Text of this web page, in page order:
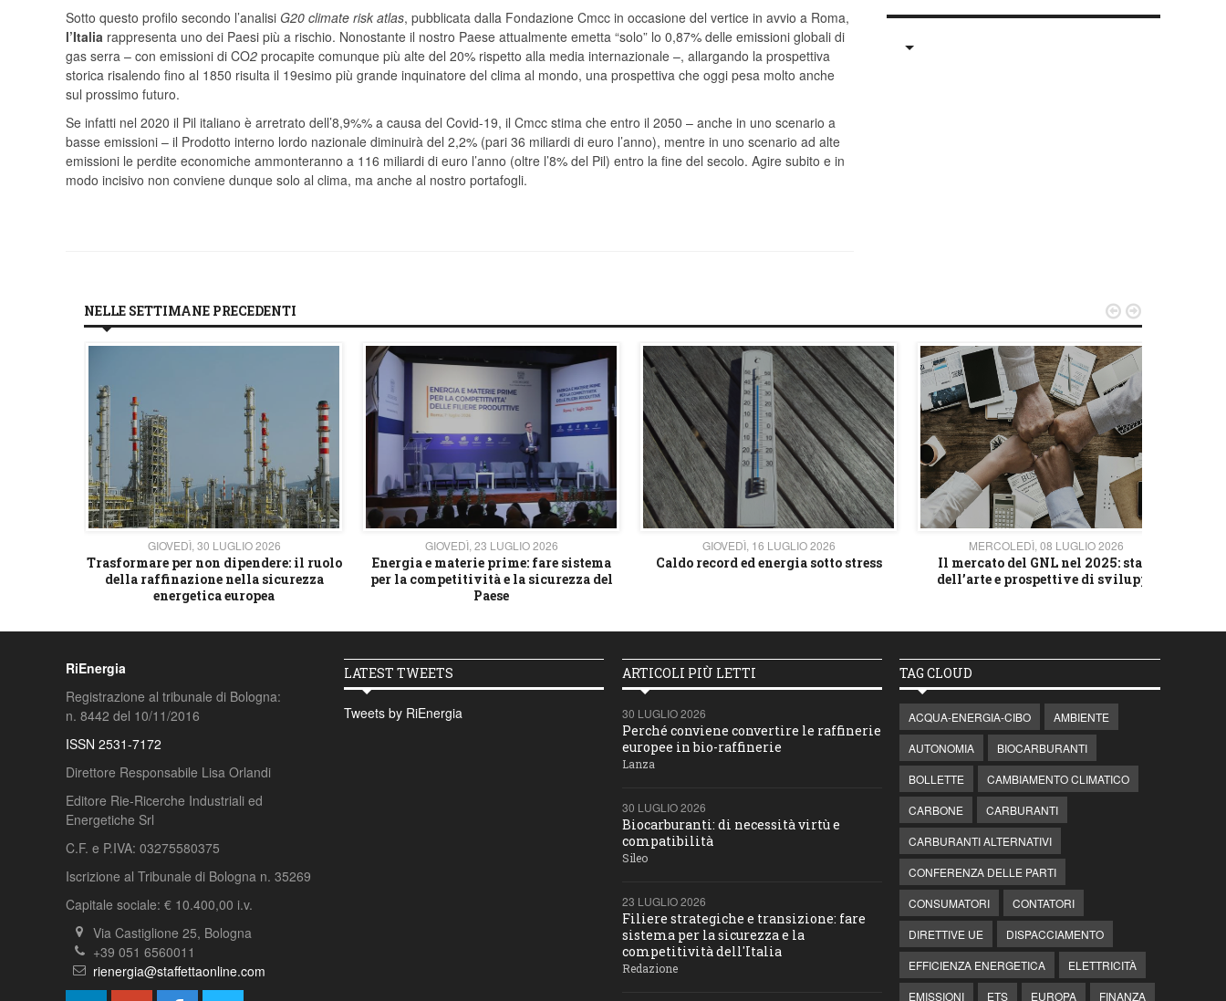
Sotto questo profilo secondo l’analisi G20 climate risk atlas, pubblicata dalla Fondazione Cmcc in occasione del vertice in avvio a Roma,
l’Italia rappresenta uno dei Paesi più a rischio. Nonostante il nostro Paese attualmente emetta “solo” lo 0,87% delle emissioni globali di
gas serra – con emissioni di CO2 procapite comunque più alte del 20% rispetto alla media internazionale –, allargando la prospettiva
storica risalendo fino al 1850 risulta il 19esimo più grande inquinatore del clima al mondo, una prospettiva che oggi pesa molto anche
sul prossimo futuro.
Se infatti nel 2020 il Pil italiano è arretrato dell’8,9%% a causa del Covid-19, il Cmcc stima che entro il 2050 – anche in uno scenario a
basse emissioni – il Prodotto interno lordo nazionale diminuirà del 2,2% (pari 36 miliardi di euro l’anno), mentre in uno scenario ad alte
emissioni le perdite economiche ammonteranno a 116 miliardi di euro l’anno (oltre l’8% del Pil) entro la fine del secolo. Agire subito e in
modo incisivo non conviene dunque solo al clima, ma anche al nostro portafogli.
NELLE SETTIMANE PRECEDENTI
GIOVEDÌ, 30 LUGLIO 2026
Trasformare per non dipendere: il ruolo
della raffinazione nella sicurezza
energetica europea
GIOVEDÌ, 23 LUGLIO 2026
Energia e materie prime: fare sistema
per la competitività e la sicurezza del
Paese
GIOVEDÌ, 16 LUGLIO 2026
Caldo record ed energia sotto stress
MERCOLEDÌ, 08 LUGLIO 2026
Il mercato del GNL nel 2025: stato
dell’arte e prospettive di sviluppo
 
RiEnergia
Registrazione al tribunale di Bologna:
n. 8442 del 10/11/2016
ISSN 2531-7172
Direttore Responsabile Lisa Orlandi
Editore Rie-Ricerche Industriali ed
Energetiche Srl
C.F. e P.IVA: 03275580375
Iscrizione al Tribunale di Bologna n. 35269
Capitale sociale: € 10.400,00 i.v.
Via Castiglione 25, Bologna
+39 051 6560011
rienergia@staffettaonline.com
LATEST TWEETS
Tweets by RiEnergia
ARTICOLI PIÙ LETTI
30 LUGLIO 2026
Perché conviene convertire le raffinerie
europee in bio-raffinerie
Lanza
30 LUGLIO 2026
Biocarburanti: di necessità virtù e
compatibilità
Sileo
23 LUGLIO 2026
Filiere strategiche e transizione: fare
sistema per la sicurezza e la
competitività dell'Italia
Redazione
TAG CLOUD
ACQUA-ENERGIA-CIBO
AMBIENTE
AUTONOMIA
BIOCARBURANTI
BOLLETTE
CAMBIAMENTO CLIMATICO
CARBONE
CARBURANTI
CARBURANTI ALTERNATIVI
CONFERENZA DELLE PARTI
CONSUMATORI
CONTATORI
DIRETTIVE UE
DISPACCIAMENTO
EFFICIENZA ENERGETICA
ELETTRICITÀ
EMISSIONI
ETS EUROPA FINANZA